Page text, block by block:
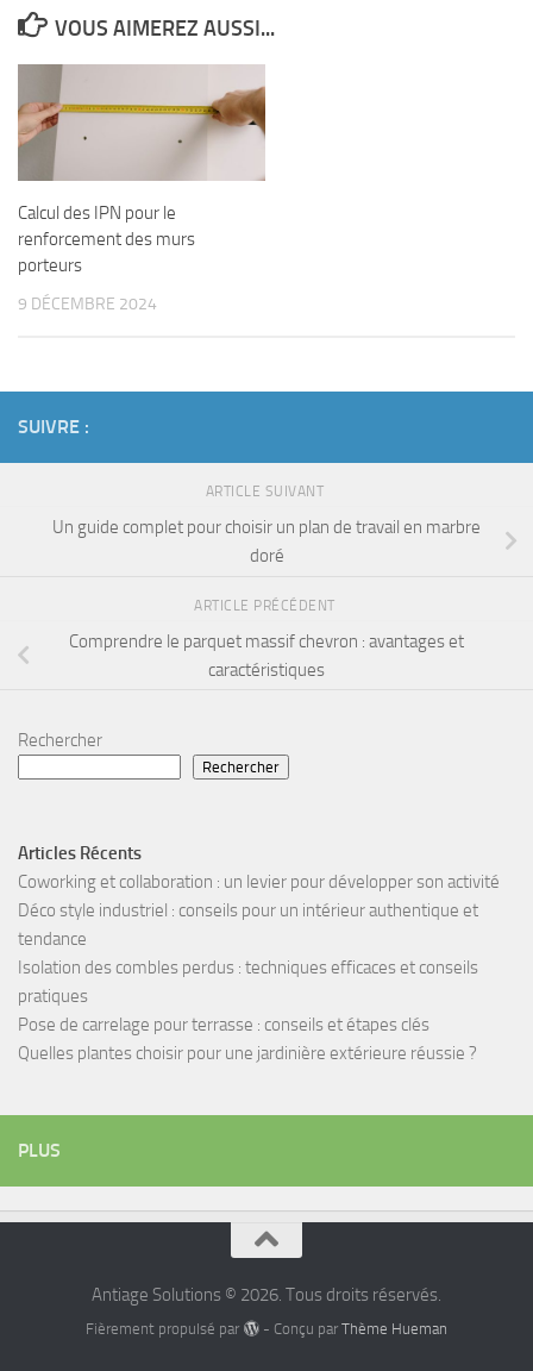
VOUS AIMEREZ AUSSI...
Calcul des IPN pour le
renforcement des murs
porteurs
9 DÉCEMBRE 2024
SUIVRE :
ARTICLE SUIVANT
Un guide complet pour choisir un plan de travail en marbre
doré
ARTICLE PRÉCÉDENT
Comprendre le parquet massif chevron : avantages et
caractéristiques
Rechercher
Rechercher
Articles Récents
Coworking et collaboration : un levier pour développer son activité
Déco style industriel : conseils pour un intérieur authentique et
tendance
Isolation des combles perdus : techniques efficaces et conseils
pratiques
Pose de carrelage pour terrasse : conseils et étapes clés
Quelles plantes choisir pour une jardinière extérieure réussie ?
PLUS
Antiage Solutions © 2026. Tous droits réservés.
Fièrement propulsé par - Conçu par Thème Hueman